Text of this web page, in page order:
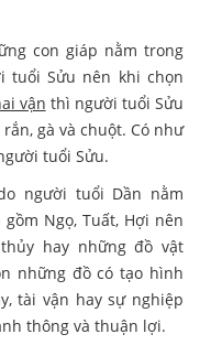
con giáp nằm trong
tuổi Sửu nên khi chọn
vận thì người tuổi Sửu
gà và chuột. Có như
tuổi Sửu.
người tuổi Dần nằm
Ngọ, Tuất, Hợi nên
hay những đồ vật
những đồ có tạo hình
tài vận hay sự nghiệp
thông và thuận lợi.